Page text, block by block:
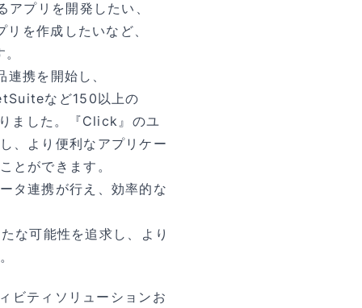
プリを開発したい、
を作成したいなど、
携を開始し、
など150以上の
ました。『Click』のユ
、より便利なアプリケー
とができます。
タ連携が行え、効率的な
な可能性を追求し、より
ティソリューションお